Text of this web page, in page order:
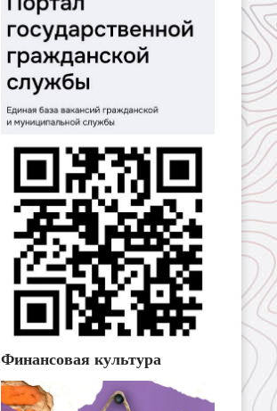
Финансовая культура